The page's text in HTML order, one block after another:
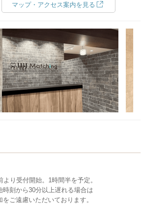
マップ・アクセス案内を見る
より受付開始。1時間半を予定。
刻から30分以上遅れる場合は
ご遠慮いただいております。